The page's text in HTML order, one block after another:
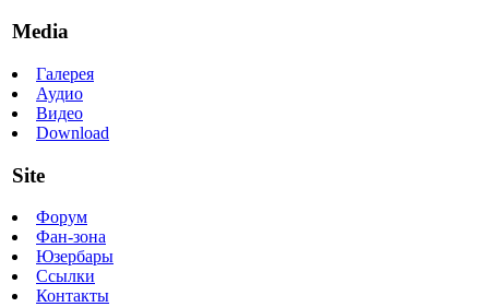
Media
Галерея
Аудио
Видео
Download
Site
Форум
Фан-зона
Юзербары
Ссылки
Контакты